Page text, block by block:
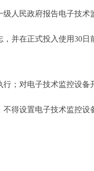
人民政府报告电子技术
并在正式投入使用30
对电子技术监控设备
得设置电子技术监控设